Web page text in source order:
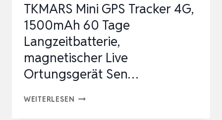
(BIS
ZU
60
TAGE
S…
TKMARS Mini GPS Tracker 4G,
1500mAh 60 Tage
Langzeitbatterie,
magnetischer Live
Ortungsgerät Sen…
WEITERLESEN TKMARS